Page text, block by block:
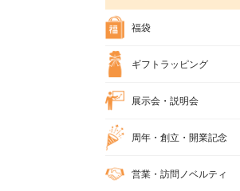
福袋
ギフトラッピング
展示会・説明会
周年・創立・開業記念
営業・訪問ノベルティ